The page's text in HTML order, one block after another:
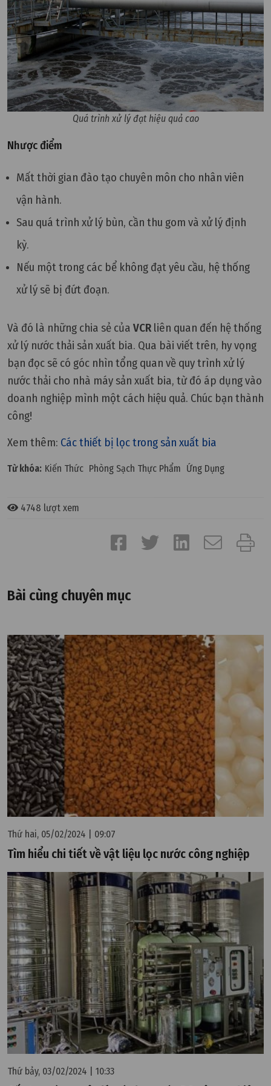
Quá trình xử lý đạt hiệu quả cao
Nhược điểm
Mất thời gian đào tạo chuyên môn cho nhân viên
vận hành.
Sau quá trình xử lý bùn, cần thu gom và xử lý định
kỳ.
Nếu một trong các bể không đạt yêu cầu, hệ thống
xử lý sẽ bị đứt đoạn.
Và đó là những chia sẻ của VCR liên quan đến hệ thống
xử lý nước thải sản xuất bia. Qua bài viết trên, hy vọng
bạn đọc sẽ có góc nhìn tổng quan về quy trình xử lý
nước thải cho nhà máy sản xuất bia, từ đó áp dụng vào
doanh nghiệp mình một cách hiệu quả. Chúc bạn thành
công!
Xem thêm: Các thiết bị lọc trong sản xuất bia
Từ khóa: Kiến Thức Phòng Sạch Thực Phẩm Ứng Dụng
4748 lượt xem
Bài cùng chuyên mục
Thứ hai, 05/02/2024 | 09:07
Tìm hiểu chi tiết về vật liệu lọc nước công nghiệp
Thứ bảy, 03/02/2024 | 10:33